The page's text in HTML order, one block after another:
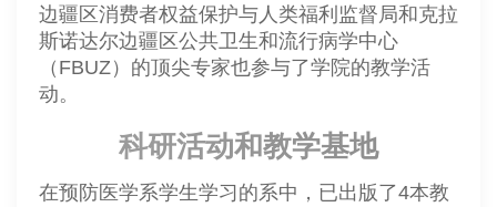
边疆区消费者权益保护与人类福利监督局和克拉
斯诺达尔边疆区公共卫生和流行病学中心
（FBUZ）的顶尖专家也参与了学院的教学活
动。
科研活动和教学基地
在预防医学系学生学习的系中，已出版了4本教